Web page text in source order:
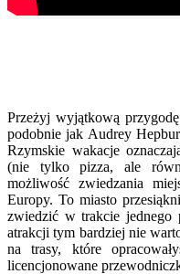
Przeżyj wyjątkową
podobnie jak Audrey
Rzymskie wakacje
(nie tylko pizza, ale
możliwość zwiedzania
Europy. To miasto
zwiedzić w trakcie
atrakcji tym bardziej nie
na trasy, które
licencjonowane